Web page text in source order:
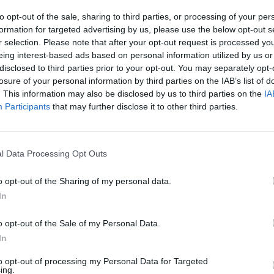
opt-out of the sale, sharing to third parties, or processing of your
for targeted advertising by us, please use the below opt-out
selection. Please note that after your opt-out request is processed
interest-based ads based on personal information utilized by us
to third parties prior to your opt-out. You may separately
of your personal information by third parties on the IAB’s list of
This information may also be disclosed by us to third parties on the
Participants that may further disclose it to other third parties.
Data Processing Opt Outs
opt-out of the Sharing of my personal data.
opt-out of the Sale of my Personal Data.
opt-out of processing my Personal Data for Targeted
na bruchu sú mierne napäté, a to má vplyv na zvýšenú
pri kŕčoch.
to, že unavené svaly je nutné natiahnuť! Ležanie v takej
všetko to, čo nás najviac bolí po stresujúcom dni, nás